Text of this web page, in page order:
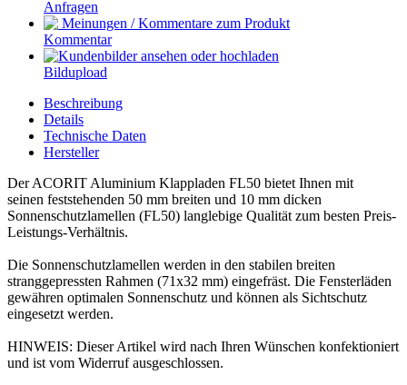
Anfragen
Kommentar
Bildupload
Beschreibung
Details
Technische Daten
Hersteller
Der ACORIT Aluminium Klappladen FL50 bietet Ihnen mit
seinen feststehenden 50 mm breiten und 10 mm dicken
Sonnenschutzlamellen (FL50) langlebige Qualität zum besten Preis-
Leistungs-Verhältnis.
Die Sonnenschutzlamellen werden in den stabilen breiten
stranggepressten Rahmen (71x32 mm) eingefräst. Die Fensterläden
gewähren optimalen Sonnenschutz und können als Sichtschutz
eingesetzt werden.
HINWEIS: Dieser Artikel wird nach Ihren Wünschen konfektioniert
und ist vom Widerruf ausgeschlossen.